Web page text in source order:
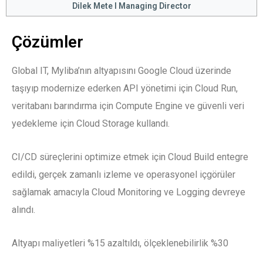
Dilek Mete l Managing Director
Çözümler
Global IT, Myliba’nın altyapısını Google Cloud üzerinde
taşıyıp modernize ederken API yönetimi için Cloud Run,
veritabanı barındırma için Compute Engine ve güvenli veri
yedekleme için Cloud Storage kullandı.
CI/CD süreçlerini optimize etmek için Cloud Build entegre
edildi, gerçek zamanlı izleme ve operasyonel içgörüler
sağlamak amacıyla Cloud Monitoring ve Logging devreye
alındı.
Altyapı maliyetleri %15 azaltıldı, ölçeklenebilirlik %30